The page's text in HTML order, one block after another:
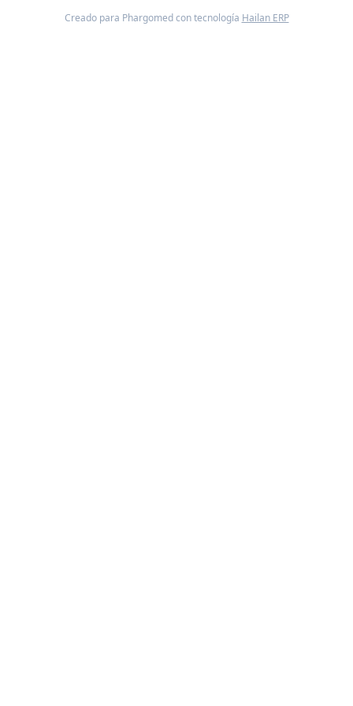
Creado para Phargomed con tecnología Hailan ERP